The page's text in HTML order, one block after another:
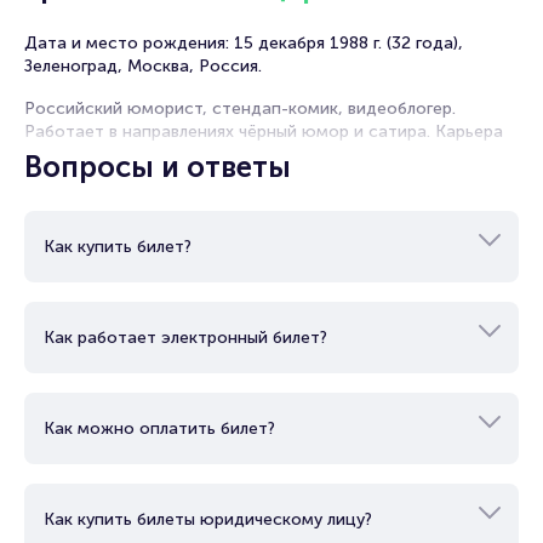
подготовленное для вас любимым Stand-up-комиком!
Дата и место рождения: 15 декабря 1988 г. (32 года),
Зеленоград, Москва, Россия.
Российский юморист, стендап-комик, видеоблогер.
Работает в направлениях чёрный юмор и сатира. Карьера
артиста началась с участия в шоу «Comedy Баттл» на ТНТ.
Он дважды приходил на проект, однако не дошел до
выступал в «Открытом микрофоне». Его пригласили в
Вопросы и ответы
Как купить билет?
Как работает электронный билет?
Как можно оплатить билет?
Как купить билеты юридическому лицу?